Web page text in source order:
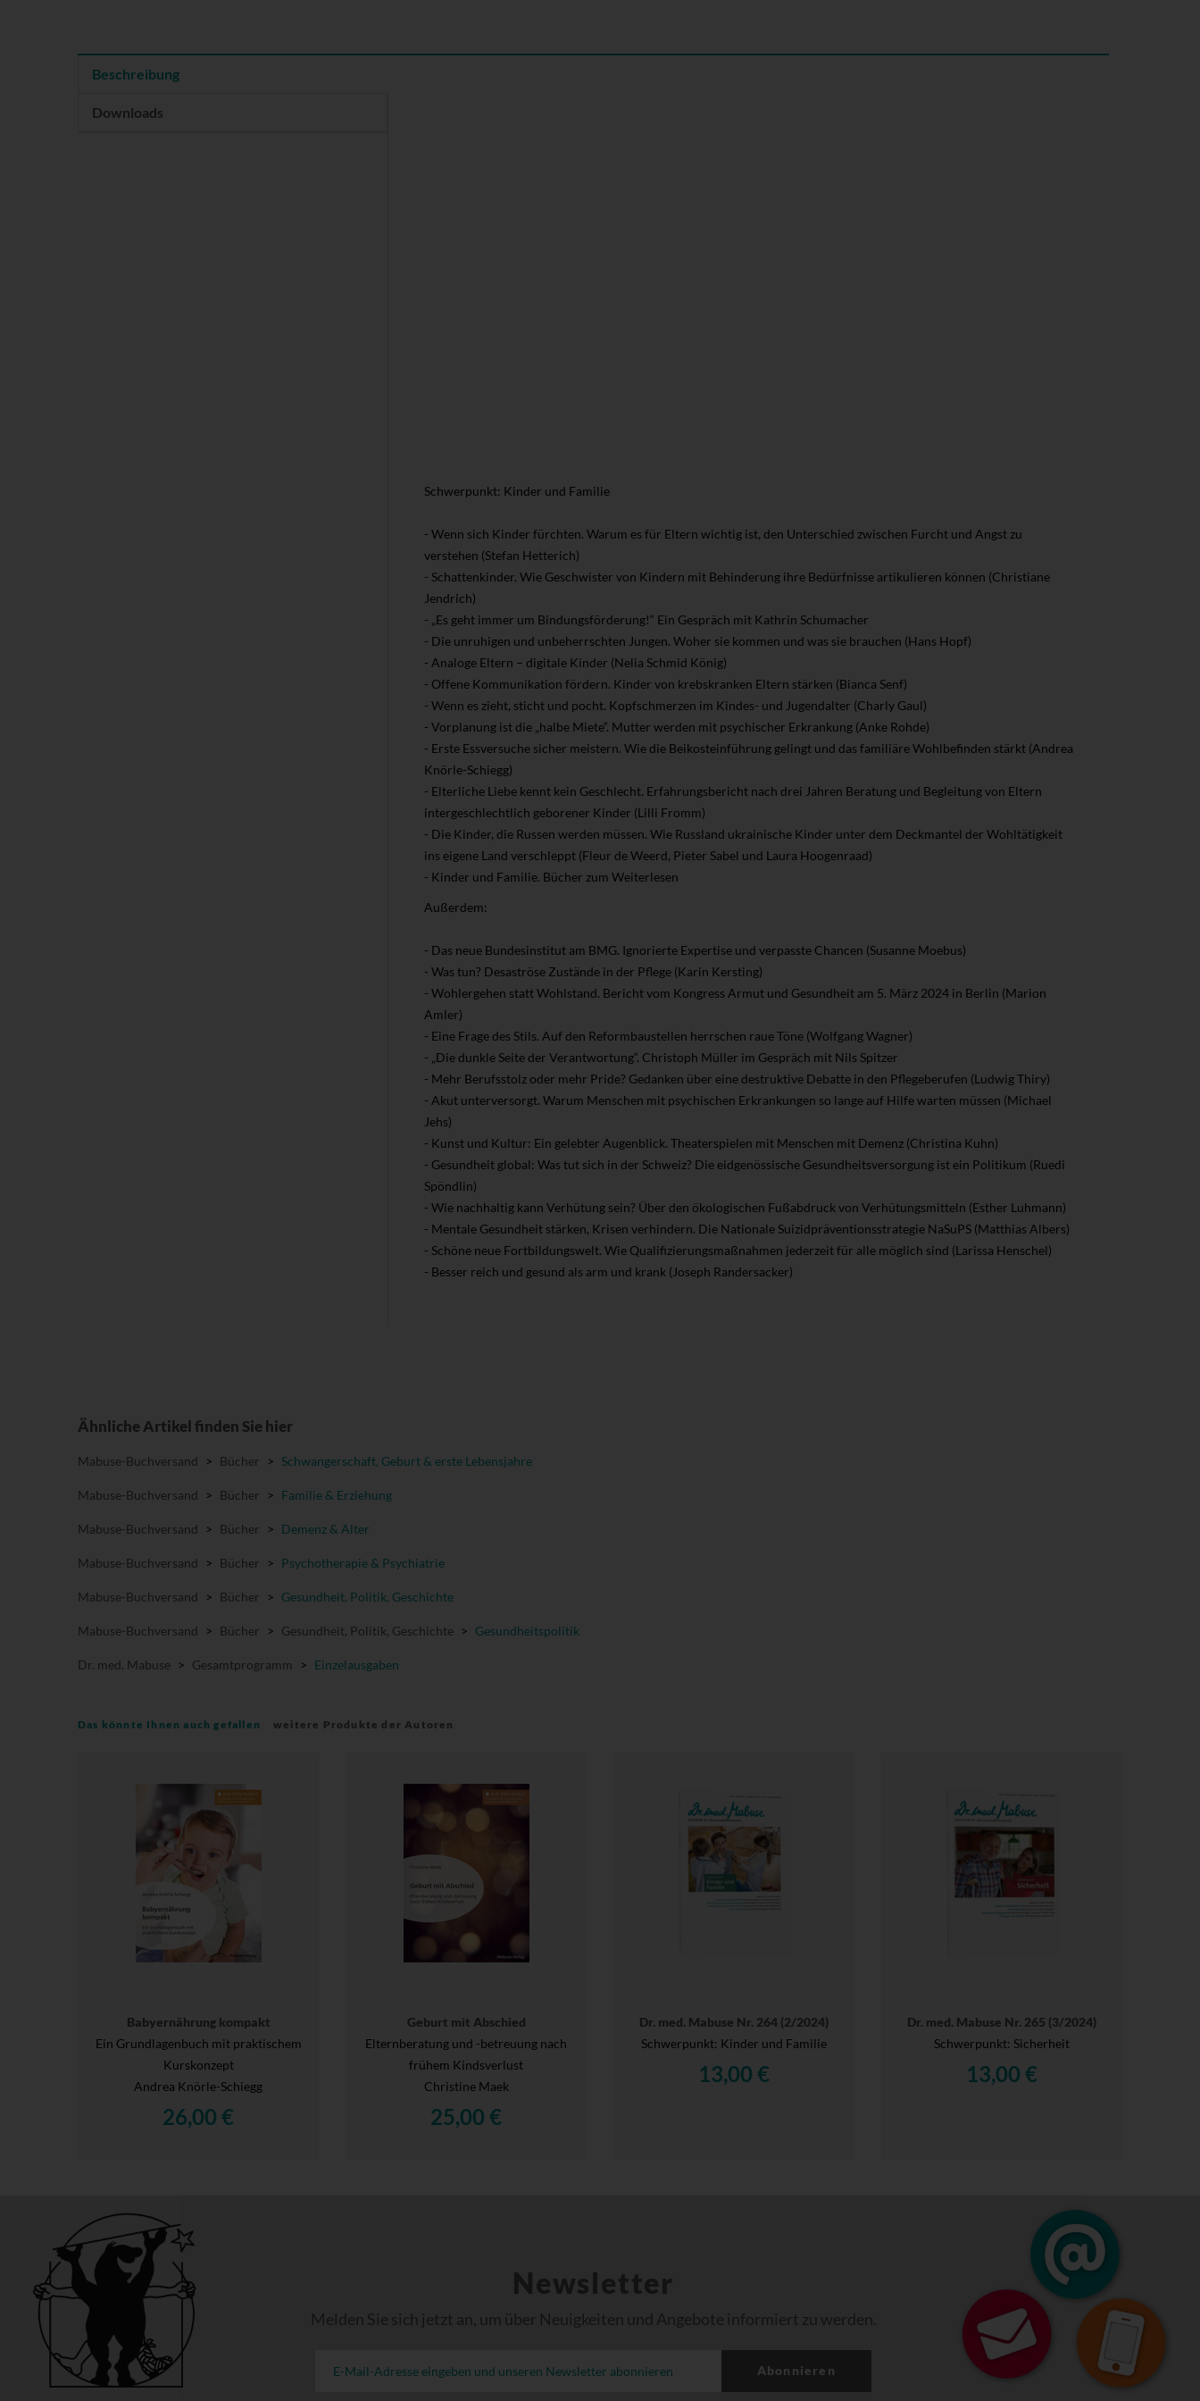
Beschreibung
Downloads
Schwerpunkt: Kinder und Familie
- Wenn sich Kinder fürchten. Warum es für Eltern wichtig ist, den Unterschied zwischen Furcht und Angst zu
verstehen (Stefan Hetterich)
- Schattenkinder. Wie Geschwister von Kindern mit Behinderung ihre Bedürfnisse artikulieren können (Christiane
Jendrich)
- „Es geht immer um Bindungsförderung!“ Ein Gespräch mit Kathrin Schumacher
- Die unruhigen und unbeherrschten Jungen. Woher sie kommen und was sie brauchen (Hans Hopf)
- Analoge Eltern – digitale Kinder (Nelia Schmid König)
- Offene Kommunikation fördern. Kinder von krebskranken Eltern stärken (Bianca Senf)
- Wenn es zieht, sticht und pocht. Kopfschmerzen im Kindes- und Jugendalter (Charly Gaul)
- Vorplanung ist die „halbe Miete“. Mutter werden mit psychischer Erkrankung (Anke Rohde)
- Erste Essversuche sicher meistern. Wie die Beikosteinführung gelingt und das familiäre Wohlbefinden stärkt (Andrea
Knörle-Schiegg)
- Elterliche Liebe kennt kein Geschlecht. Erfahrungsbericht nach drei Jahren Beratung und Begleitung von Eltern
intergeschlechtlich geborener Kinder (Lilli Fromm)
- Die Kinder, die Russen werden müssen. Wie Russland ukrainische Kinder unter dem Deckmantel der Wohltätigkeit
ins eigene Land verschleppt (Fleur de Weerd, Pieter Sabel und Laura Hoogenraad)
- Kinder und Familie. Bücher zum Weiterlesen
Außerdem:
- Das neue Bundesinstitut am BMG. Ignorierte Expertise und verpasste Chancen (Susanne Moebus)
- Was tun? Desaströse Zustände in der Pflege (Karin Kersting)
- Wohlergehen statt Wohlstand. Bericht vom Kongress Armut und Gesundheit am 5. März 2024 in Berlin (Marion
Amler)
- Eine Frage des Stils. Auf den Reformbaustellen herrschen raue Töne (Wolfgang Wagner)
- „Die dunkle Seite der Verantwortung“. Christoph Müller im Gespräch mit Nils Spitzer
- Mehr Berufsstolz oder mehr Pride? Gedanken über eine destruktive Debatte in den Pflegeberufen (Ludwig Thiry)
- Akut unterversorgt. Warum Menschen mit psychischen Erkrankungen so lange auf Hilfe warten müssen (Michael
Jehs)
- Kunst und Kultur: Ein gelebter Augenblick. Theaterspielen mit Menschen mit Demenz (Christina Kuhn)
- Gesundheit global: Was tut sich in der Schweiz? Die eidgenössische Gesundheitsversorgung ist ein Politikum (Ruedi
Spöndlin)
- Wie nachhaltig kann Verhütung sein? Über den ökologischen Fußabdruck von Verhütungsmitteln (Esther Luhmann)
- Mentale Gesundheit stärken, Krisen verhindern. Die Nationale Suizidpräventionsstrategie NaSuPS (Matthias Albers)
- Schöne neue Fortbildungswelt. Wie Qualifizierungsmaßnahmen jederzeit für alle möglich sind (Larissa Henschel)
- Besser reich und gesund als arm und krank (Joseph Randersacker)
Ähnliche Artikel finden Sie hier
Mabuse-Buchversand > Bücher > Schwangerschaft, Geburt & erste Lebensjahre
Mabuse-Buchversand > Bücher > Familie & Erziehung
Mabuse-Buchversand > Bücher > Demenz & Alter
Mabuse-Buchversand > Bücher > Psychotherapie & Psychiatrie
Mabuse-Buchversand > Bücher > Gesundheit, Politik, Geschichte
Mabuse-Buchversand > Bücher > Gesundheit, Politik, Geschichte > Gesundheitspolitik
Dr. med. Mabuse > Gesamtprogramm > Einzelausgaben
Das könnte Ihnen auch gefallen weitere Produkte der Autoren
Babyernährung kompakt
Ein Grundlagenbuch mit praktischem
Kurskonzept
Andrea Knörle-Schiegg
26,00 €
Geburt mit Abschied
Elternberatung und -betreuung nach
frühem Kindsverlust
Christine Maek
25,00 €
Dr. med. Mabuse Nr. 264 (2/2024)
Schwerpunkt: Kinder und Familie
13,00 €
Dr. med. Mabuse Nr. 265 (3/2024)
Schwerpunkt: Sicherheit
13,00 €
Newsletter
Melden Sie sich jetzt an, um über Neuigkeiten und Angebote informiert zu werden.
Abonnieren